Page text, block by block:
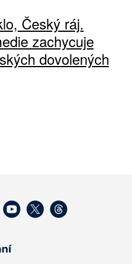
Český ráj.
zachycuje
dovolených